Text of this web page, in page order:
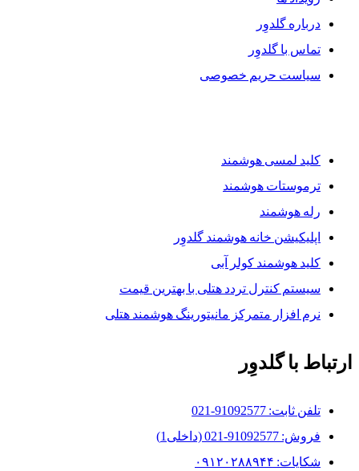
درباره گلدوِر
تماس با گلدوِر
سیاست حریم خصوصی
کلید لمسی هوشمند
ترموستات هوشمند
رله هوشمند
اپلیکیشن خانه هوشمند گلدوِر
کلید هوشمند کولر آبی
سیستم کنترل تردد هتلی با بهترین قیمت
نرم افزار متمرکز مانیتورینگ هوشمند هتلی
ارتباط با گلدوِر
تلفن ثابت: 91092577-021
فروش: 91092577-021 (داخلی1)
شکایات: ۰۹۱۲۰۲۸۸۹۴۴